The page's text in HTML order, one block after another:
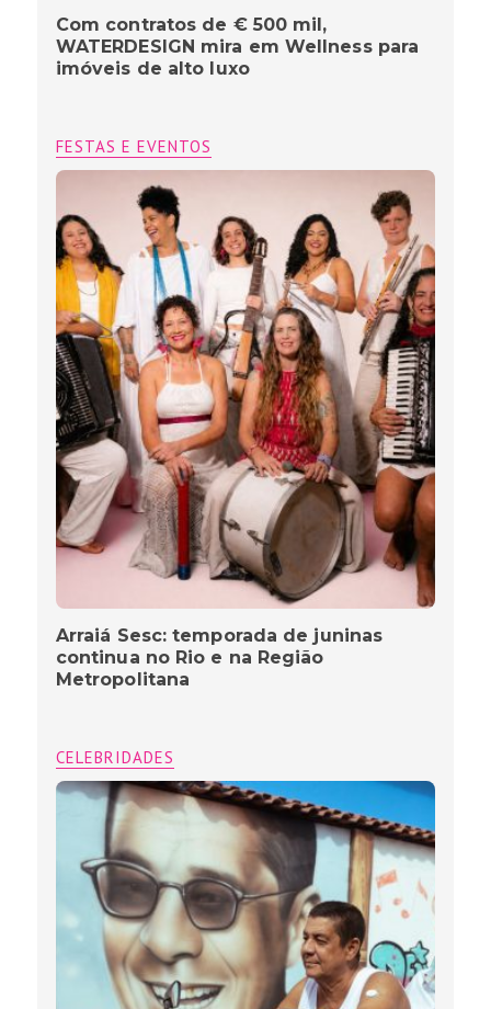
Com contratos de € 500 mil,
WATERDESIGN mira em Wellness para
imóveis de alto luxo
FESTAS E EVENTOS
Arraiá Sesc: temporada de juninas
continua no Rio e na Região
Metropolitana
CELEBRIDADES